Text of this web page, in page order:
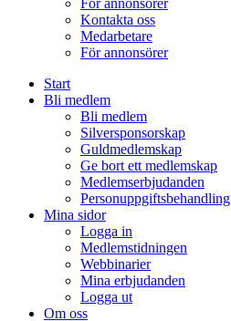
För annonsörer
Kontakta oss
Medarbetare
För annonsörer
Start
Bli medlem
Bli medlem
Silversponsorskap
Guldmedlemskap
Ge bort ett medlemskap
Medlemserbjudanden
Personuppgiftsbehandling
Mina sidor
Logga in
Medlemstidningen
Webbinarier
Mina erbjudanden
Logga ut
Om oss